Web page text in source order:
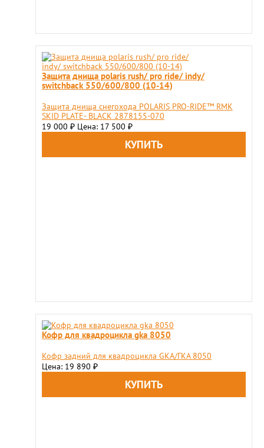
Защита днища polaris rush/ pro ride/ indy/
switchback 550/600/800 (10-14)
Защита днища снегохода POLARIS PRO-RIDE™ RMK
SKID PLATE- BLACK 2878155-070
19 000 ₽ Цена: 17 500 ₽
Кофр для квадроцикла gka 8050
Кофр задний для квадроцикла GKA/ГКА 8050
Цена: 19 890 ₽